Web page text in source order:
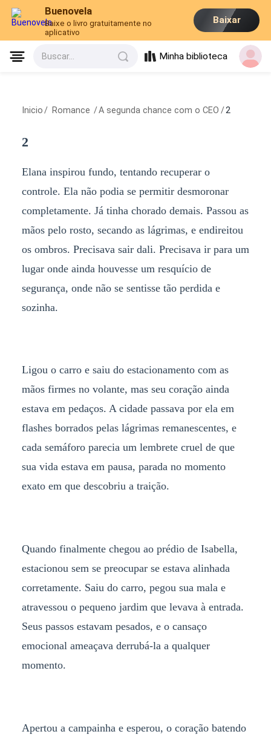
Buenovela
Baixe o livro gratuitamente no
aplicativo
Baixar
Buscar... Minha biblioteca
Inicio / Romance /A segunda chance com o CEO / 2
2
Elana inspirou fundo, tentando recuperar o
controle. Ela não podia se permitir desmoronar
completamente. Já tinha chorado demais. Passou as
mãos pelo rosto, secando as lágrimas, e endireitou
os ombros. Precisava sair dali. Precisava ir para um
lugar onde ainda houvesse um resquício de
segurança, onde não se sentisse tão perdida e
sozinha.
Ligou o carro e saiu do estacionamento com as
mãos firmes no volante, mas seu coração ainda
estava em pedaços. A cidade passava por ela em
flashes borrados pelas lágrimas remanescentes, e
cada semáforo parecia um lembrete cruel de que
sua vida estava em pausa, parada no momento
exato em que descobriu a traição.
Quando finalmente chegou ao prédio de Isabella,
estacionou sem se preocupar se estava alinhada
corretamente. Saiu do carro, pegou sua mala e
atravessou o pequeno jardim que levava à entrada.
Seus passos estavam pesados, e o cansaço
emocional ameaçava derrubá-la a qualquer
momento.
Apertou a campainha e esperou, o coração batendo